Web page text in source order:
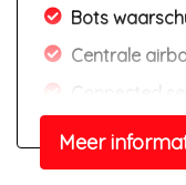
Bots
Centrale
Connected
Cruise
Meer